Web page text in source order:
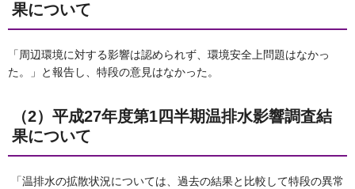
果について
「周辺環境に対する影響は認められず、環境安全上問題はなかっ
た。」と報告し、特段の意見はなかった。
（2）平成27年度第1四半期温排水影響調査結
果について
「温排水の拡散状況については、過去の結果と比較して特段の異常